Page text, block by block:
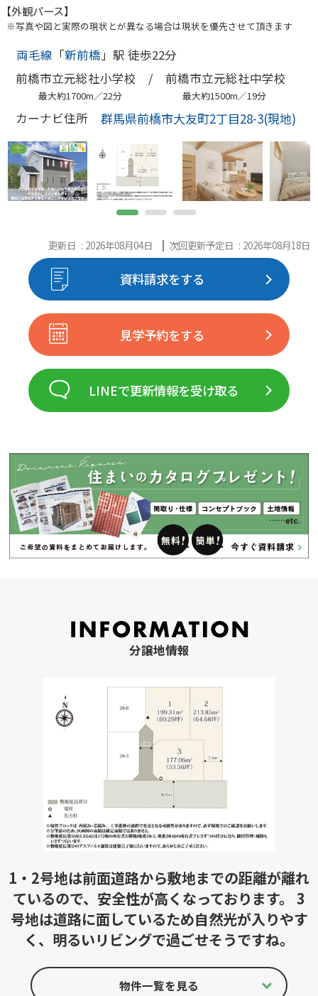
【外観パース】
※写真や図と実際の現状とが異なる場合は現状を優先させて頂きます
両毛線 「新前橋」駅 徒歩22分
前橋市立元総社小学校 /
最大約1700m／22分
前橋市立元総社中学校
最大約1500m／19分
カーナビ住所 群馬県前橋市大友町2丁目28-3(現地)
更新日 : 2026年08月04日 次回更新予定日 : 2026年08月18日
資料請求をする
見学予約をする
LINEで更新情報を受け取る
分譲地情報
1・2号地は前面道路から敷地までの距離が離れ
ているので、安全性が高くなっております。 3
号地は道路に面しているため自然光が入りやす
く、明るいリビングで過ごせそうですね。
物件一覧を見る